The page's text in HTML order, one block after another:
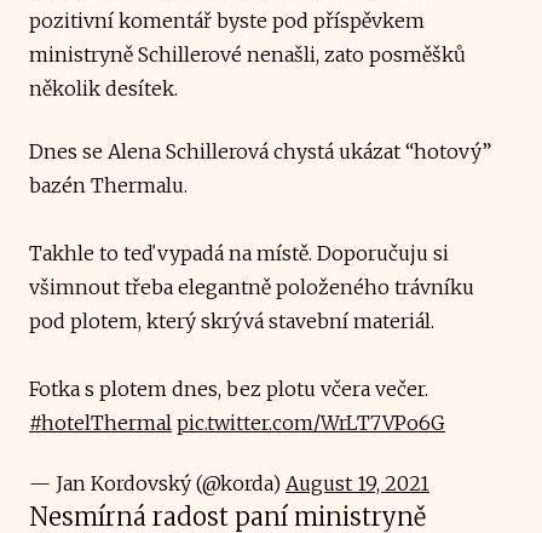
pozitivní komentář byste pod příspěvkem
ministryně Schillerové nenašli, zato posměšků
několik desítek.
Dnes se Alena Schillerová chystá ukázat “hotový”
bazén Thermalu.
Takhle to teď vypadá na místě. Doporučuju si
všimnout třeba elegantně položeného trávníku
pod plotem, který skrývá stavební materiál.
Fotka s plotem dnes, bez plotu včera večer.
#hotelThermal pic.twitter.com/WrLT7VPo6G
— Jan Kordovský (@korda) August 19, 2021
Nesmírná radost paní ministryně